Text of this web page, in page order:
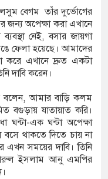
বেগম তাঁর দুর্ভোগের
জন্য অপেক্ষা করা এখানে
নেই, বসার জায়গা
ফেলা হয়েছে। আমাদের
করে এখানে দ্রুত একটা
দাবি করেন।
বলেন, আমার বাড়ি কলম
বগুড়ায় যাতায়াত করি।
ঘন্টা-এক ঘন্টা অপেক্ষা
থাকতে দিতে চায় না
এখন সময়ের দাবি। তিনি
ইসলাম আনু এমপির